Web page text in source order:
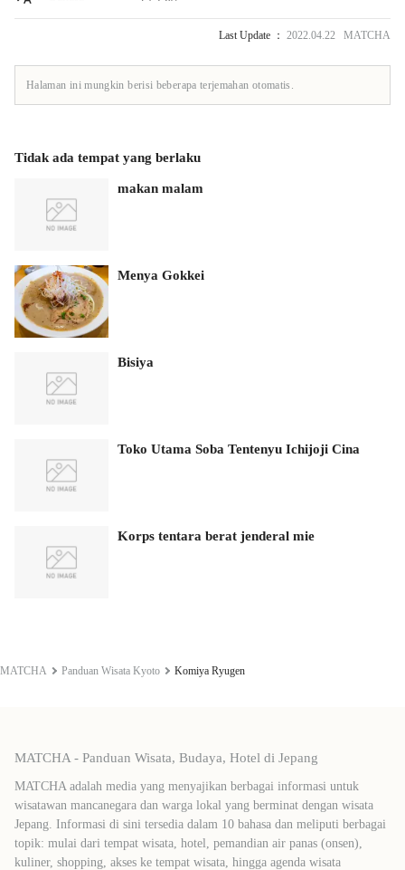
Last Update ： 2022.04.22 MATCHA
Halaman ini mungkin berisi beberapa terjemahan otomatis.
Tidak ada tempat yang berlaku
makan malam
Menya Gokkei
Bisiya
Toko Utama Soba Tentenyu Ichijoji Cina
Korps tentara berat jenderal mie
MATCHA Panduan Wisata Kyoto Komiya Ryugen
MATCHA - Panduan Wisata, Budaya, Hotel di Jepang
MATCHA adalah media yang menyajikan berbagai informasi untuk
wisatawan mancanegara dan warga lokal yang berminat dengan wisata
Jepang. Informasi di sini tersedia dalam 10 bahasa dan meliputi berbagai
topik: mulai dari tempat wisata, hotel, pemandian air panas (onsen),
kuliner, shopping, akses ke tempat wisata, hingga agenda wisata